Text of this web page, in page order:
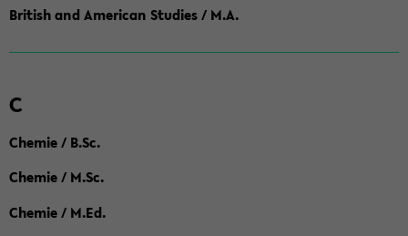
British and American Studies / M.A.
C
Chemie / B.Sc.
Chemie / M.Sc.
Chemie / M.Ed.